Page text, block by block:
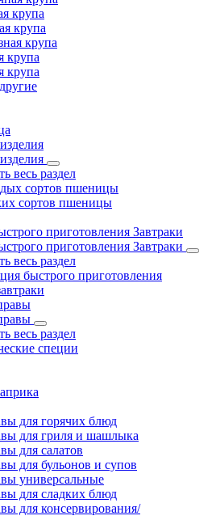
крупа
крупа
крупа
крупа
крупа
весь раздел
сортов пшеницы
сортов пшеницы
приготовления Завтраки
приготовления Завтраки
весь раздел
быстрого приготовления
весь раздел
специи
для горячих блюд
для гриля и шашлыка
для салатов
для бульонов и супов
универсальные
для сладких блюд
для консервирования/